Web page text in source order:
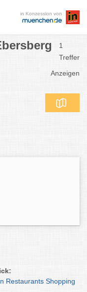
in Konzession von
1
Treffer
Anzeigen
Restaurants Shopping